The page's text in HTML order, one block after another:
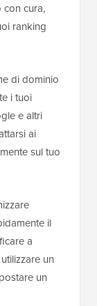
con cura,
ranking
di dominio
i tuoi
e altri
ai
sul tuo
il
a
un
un